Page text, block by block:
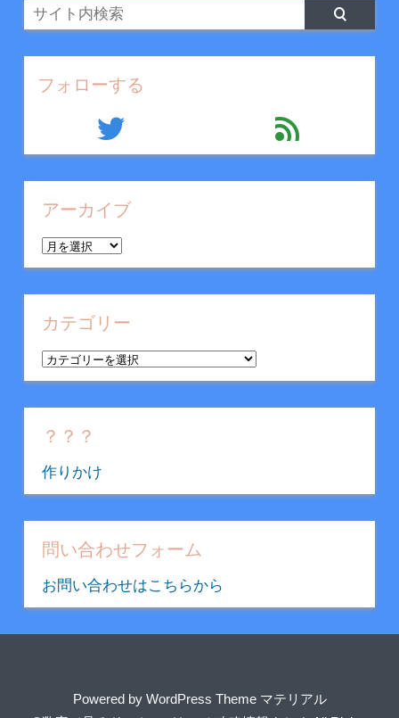
フォローする
twitter feed
アーカイブ
ア
ー
カ
イ
カテゴリー
カ
テ
ゴ
リ
？？？
作りかけ
問い合わせフォーム
お問い合わせはこちらから
Powered by WordPress Theme マテリアル